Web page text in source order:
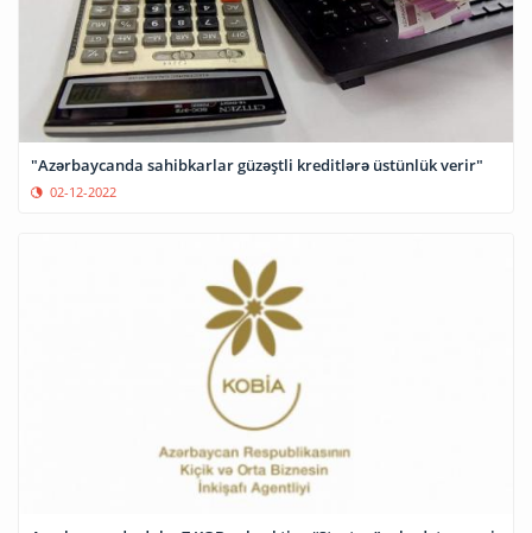
"Azərbaycanda sahibkarlar güzəştli kreditlərə üstünlük verir"
02-12-2022